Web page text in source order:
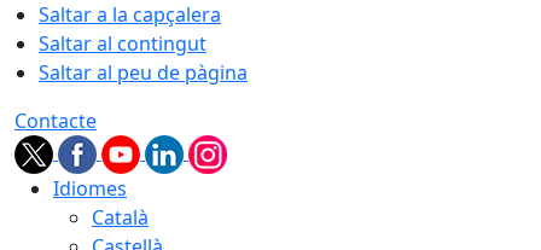
Saltar a la capçalera
Saltar al contingut
Saltar al peu de pàgina
Contacte
Idiomes
Català